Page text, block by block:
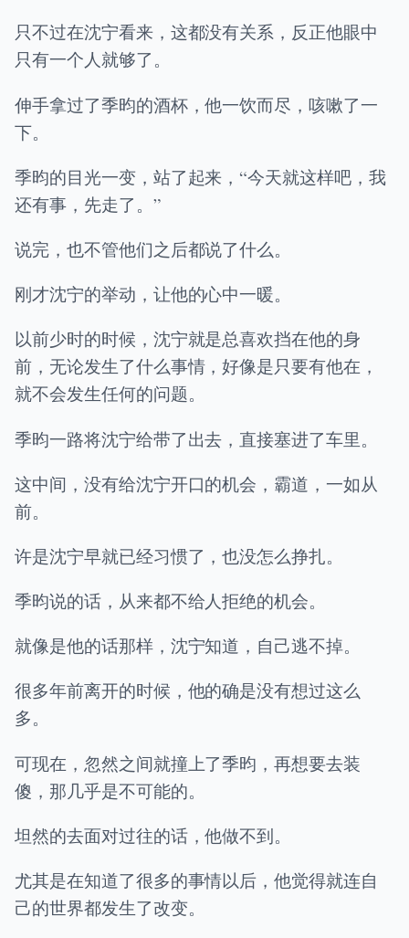
只不过在沈宁看来，这都没有关系，反正他眼中
只有一个人就够了。
伸手拿过了季昀的酒杯，他一饮而尽，咳嗽了一
下。
季昀的目光一变，站了起来，“今天就这样吧，我
还有事，先走了。”
说完，也不管他们之后都说了什么。
刚才沈宁的举动，让他的心中一暖。
以前少时的时候，沈宁就是总喜欢挡在他的身
前，无论发生了什么事情，好像是只要有他在，
就不会发生任何的问题。
季昀一路将沈宁给带了出去，直接塞进了车里。
这中间，没有给沈宁开口的机会，霸道，一如从
前。
许是沈宁早就已经习惯了，也没怎么挣扎。
季昀说的话，从来都不给人拒绝的机会。
就像是他的话那样，沈宁知道，自己逃不掉。
很多年前离开的时候，他的确是没有想过这么
多。
可现在，忽然之间就撞上了季昀，再想要去装
傻，那几乎是不可能的。
坦然的去面对过往的话，他做不到。
尤其是在知道了很多的事情以后，他觉得就连自
己的世界都发生了改变。